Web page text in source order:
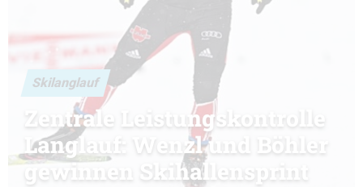
Skilanglauf
Zentrale Leistungskontrolle
Langlauf: Wenzl und Böhler
gewinnen Skihallensprint